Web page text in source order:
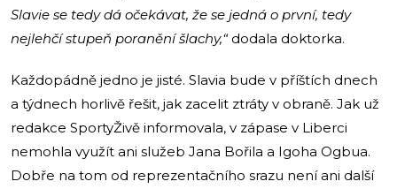
Slavie se tedy dá očekávat, že se jedná o první, tedy
nejlehčí stupeň poranění šlachy,“dodala doktorka.
Každopádně jedno je jisté. Slavia bude v příštích dnech
a týdnech horlivě řešit, jak zacelit ztráty v obraně. Jak už
redakce SportyŽivě informovala, v zápase v Liberci
nemohla využít ani služeb Jana Bořila a Igoha Ogbua.
Dobře na tom od reprezentačního srazu není ani další